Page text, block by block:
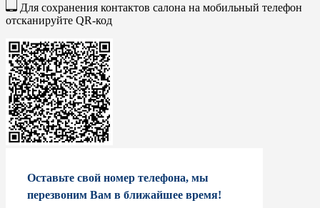
Для сохранения контактов салона на мобильный телефон
отсканируйте QR-код
Оставьте свой номер телефона, мы
перезвоним Вам в ближайшее время!